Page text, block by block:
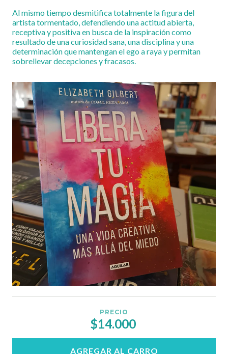
Al mismo tiempo desmitifica totalmente la figura del
artista tormentado, defendiendo una actitud abierta,
receptiva y positiva en busca de la inspiración como
resultado de una curiosidad sana, una disciplina y una
determinación que mantengan el ego a raya y permitan
sobrellevar decepciones y fracasos.
PRECIO
$14.000
AGREGAR AL CARRO